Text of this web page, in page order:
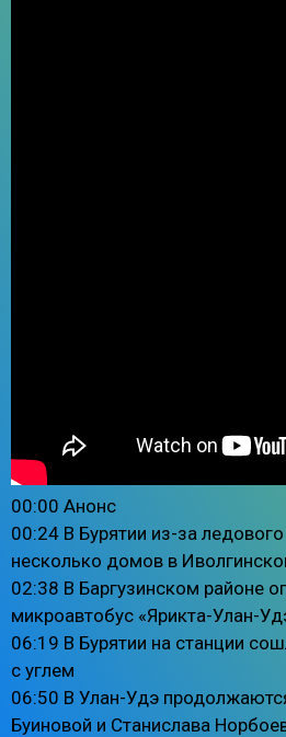
00:00 Анонс
00:24 В Бурятии из-за
несколько домов в
02:38 В Баргузинском районе
микроавтобус «Ярикта-Улан-
06:19 В Бурятии на станции
с углем
06:50 В Улан-Удэ
Буиновой и Станислава